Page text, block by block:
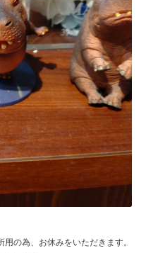
の為、お休みをいただきます。